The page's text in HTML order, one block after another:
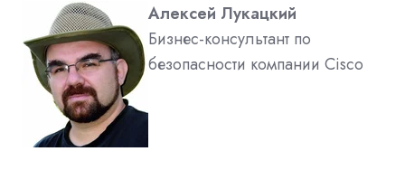
Алексей Лукацкий
Бизнес-консультант по
безопасности компании Cisco